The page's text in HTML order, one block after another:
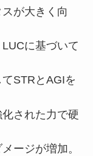
が大きく向
に基づいて
STRとAGIを
された力で硬
ージが増加。